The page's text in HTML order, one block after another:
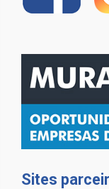
Sites